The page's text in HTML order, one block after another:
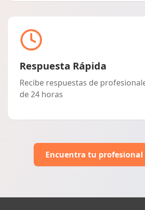
Respuesta Rápida
Recibe respuestas de
de 24 horas
Encuentra tu profesional